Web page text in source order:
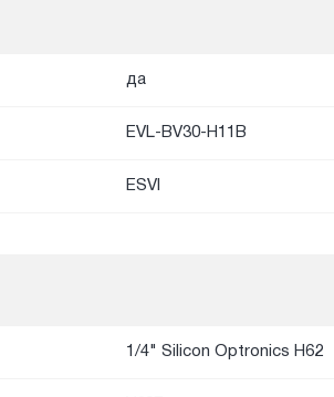
да
EVL-BV30-H11B
ESVI
1/4" Silicon Optronics H62